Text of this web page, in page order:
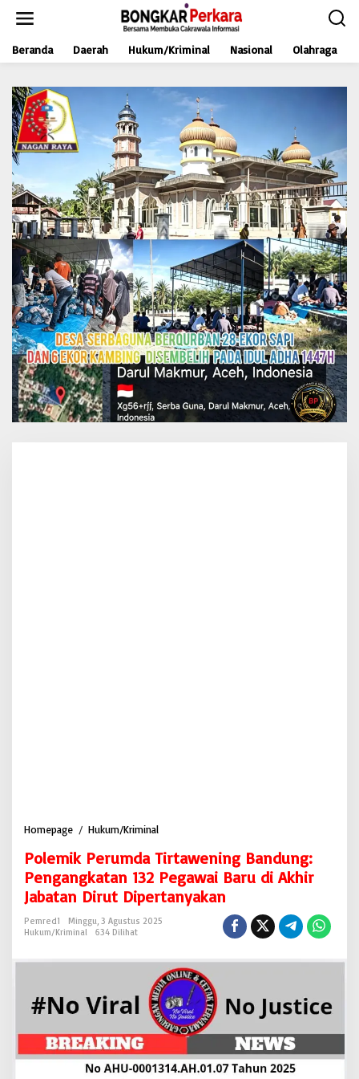
t
Beranda Daerah Hukum/Kriminal Nasional Olahraga
Homepage / Hukum/Kriminal
l
e
m
k
r
u
m
a
T
r
t
Polemik Perumda Tirtawening Bandung:
Pengangkatan 132 Pegawai Baru di Akhir
Jabatan Dirut Dipertanyakan
Pemred1
Minggu, 3 Agustus 2025
Hukum/Kriminal
634 Dilihat